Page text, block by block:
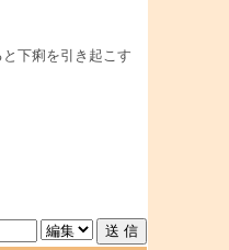
下痢を引き起こす